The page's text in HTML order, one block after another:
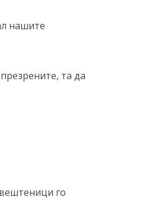
нашите
та да
го